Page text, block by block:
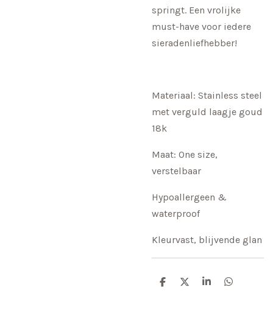
springt. Een vrolijke
must-have voor iedere
sieradenliefhebber!
Materiaal: Stainless steel
met verguld laagje goud
18k
Maat: One size,
verstelbaar
Hypoallergeen &
waterproof
Kleurvast, blijvende glan
D
D
S
D